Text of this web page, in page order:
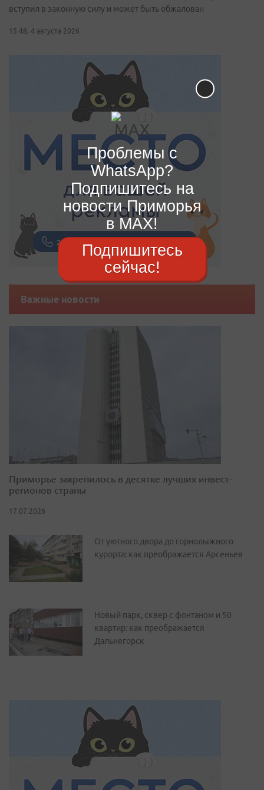
вступил в законную силу и может быть обжалован
15:48, 4 августа 2026
Важные новости
Приморье закрепилось в десятке лучших инвест-
регионов страны
17.07.2026
От уютного двора до горнолыжного
курорта: как преображается Арсеньев
Новый парк, сквер с фонтаном и 50
квартир: как преображается
Дальнегорск
Проблемы с
WhatsApp?
Подпишитесь на
новости Приморья
в MAX!
Подпишитесь
сейчас!